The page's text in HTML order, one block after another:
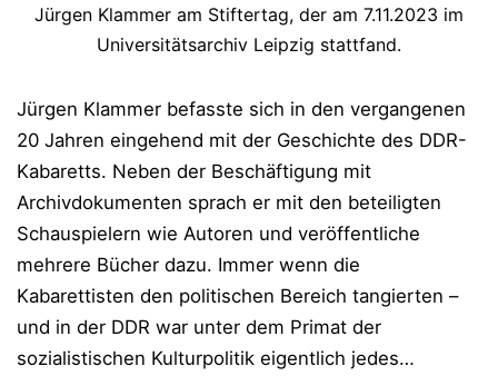
Jürgen Klammer am Stiftertag, der am 7.11.2023 im
Universitätsarchiv Leipzig stattfand.
Jürgen Klammer befasste sich in den vergangenen
20 Jahren eingehend mit der Geschichte des DDR-
Kabaretts. Neben der Beschäftigung mit
Archivdokumenten sprach er mit den beteiligten
Schauspielern wie Autoren und veröffentliche
mehrere Bücher dazu. Immer wenn die
Kabarettisten den politischen Bereich tangierten –
und in der DDR war unter dem Primat der
sozialistischen Kulturpolitik eigentlich jedes…